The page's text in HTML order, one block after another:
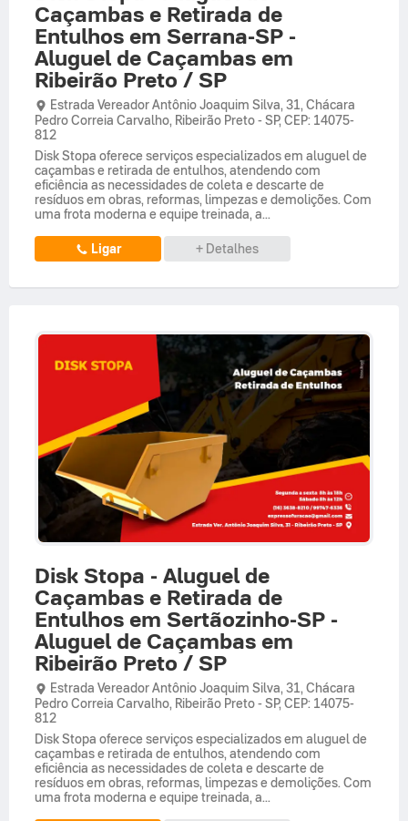
Caçambas e Retirada de
Entulhos em Serrana-SP -
Aluguel de Caçambas em
Ribeirão Preto / SP
Estrada Vereador Antônio Joaquim Silva, 31, Chácara
Pedro Correia Carvalho, Ribeirão Preto- SP, CEP: 14075-
812
Disk Stopa oferece serviços especializados em aluguel de
caçambas e retirada de entulhos, atendendo com
eficiência as necessidades de coleta e descarte de
resíduos em obras, reformas, limpezas e demolições. Com
uma frota moderna e equipe treinada, a...
Ligar + Detalhes
Disk Stopa - Aluguel de
Caçambas e Retirada de
Entulhos em Sertãozinho-SP -
Aluguel de Caçambas em
Ribeirão Preto / SP
Estrada Vereador Antônio Joaquim Silva, 31, Chácara
Pedro Correia Carvalho, Ribeirão Preto- SP, CEP: 14075-
812
Disk Stopa oferece serviços especializados em aluguel de
caçambas e retirada de entulhos, atendendo com
eficiência as necessidades de coleta e descarte de
resíduos em obras, reformas, limpezas e demolições. Com
uma frota moderna e equipe treinada, a...